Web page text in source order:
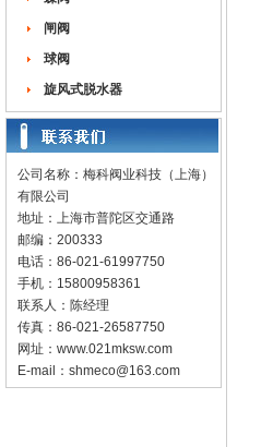
闸阀
球阀
旋风式脱水器
公司名称：梅科阀业科技（上海）
有限公司
地址：上海市普陀区交通路
邮编：200333
电话：86-021-61997750
手机：15800958361
联系人：陈经理
传真：86-021-26587750
网址： www.021mksw.com
E-mail： shmeco@163.com